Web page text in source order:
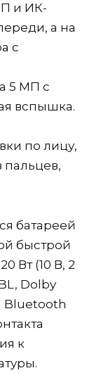
и ИК-
а на
с
5 МП с
вспышка.
по лицу,
пальцев,
батареей
быстрой
Вт (10 В, 2
Dolby
Bluetooth
к